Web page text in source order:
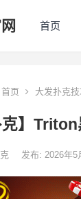
首页
首页 大发扑克
克】
发布: 2026年5